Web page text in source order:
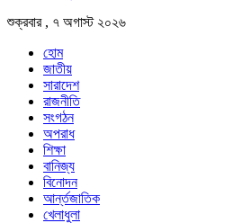
শুক্রবার , ৭ অগাস্ট ২০২৬
হোম
জাতীয়
সারাদেশ
রাজনীতি
সংগঠন
অপরাধ
শিক্ষা
বানিজ্য
বিনোদন
আর্ন্তজাতিক
খেলাধুলা